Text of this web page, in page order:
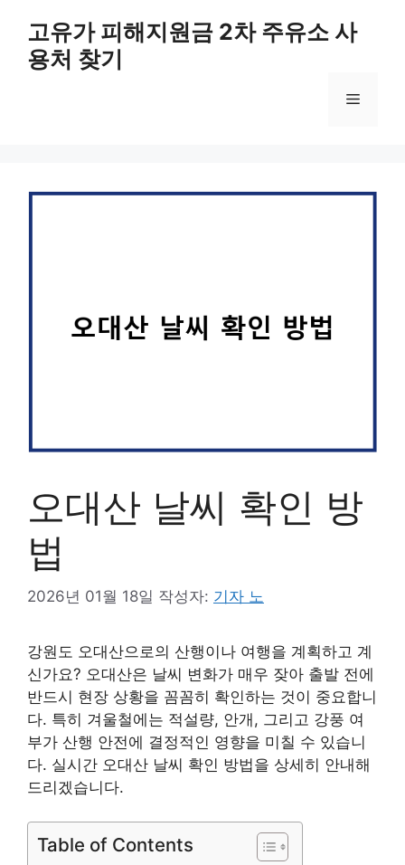
고유가 피해지원금 2차 주유소 사
용처 찾기
메
오대산 날씨 확인 방
법
2026년 01월 18일 작성자: 기자 노
강원도 오대산으로의 산행이나 여행을 계획하고 계
신가요? 오대산은 날씨 변화가 매우 잦아 출발 전에
반드시 현장 상황을 꼼꼼히 확인하는 것이 중요합니
다. 특히 겨울철에는 적설량, 안개, 그리고 강풍 여
부가 산행 안전에 결정적인 영향을 미칠 수 있습니
다. 실시간 오대산 날씨 확인 방법을 상세히 안내해
드리겠습니다.
Table of Contents